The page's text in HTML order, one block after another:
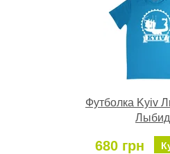
Футболка Kyiv
680 грн